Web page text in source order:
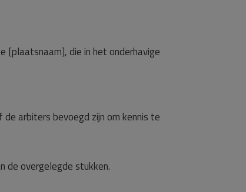
[plaatsnaam], die in het onderhavige
arbiters bevoegd zijn om kennis te
de overgelegde stukken.